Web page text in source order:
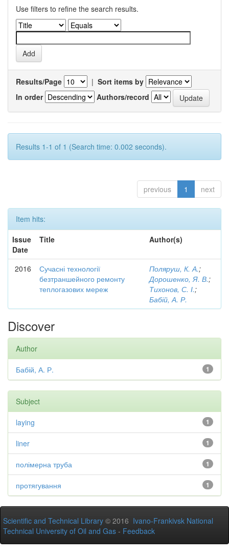
Use filters to refine the search results.
Results/Page | Sort items by
In order
Authors/record
Results 1-1 of 1 (Search time: 0.002 seconds).
previous 1 next
Item hits:
Issue
Date
Title Author(s)
2016
Сучасні технології
безтраншейного ремонту
теплогазових мереж
Поляруш, К. А.;
Дорошенко, Я. В.;
Тихонов, С. І.;
Бабій, А. Р.
Discover
Author
1
Бабій, А. Р.
Subject
1
laying
1
liner
1
полімерна труба
1
протягування
Scientific and Technical Library © 2016 Ivano-Frankivsk National
Technical University of Oil and Gas - Feedback